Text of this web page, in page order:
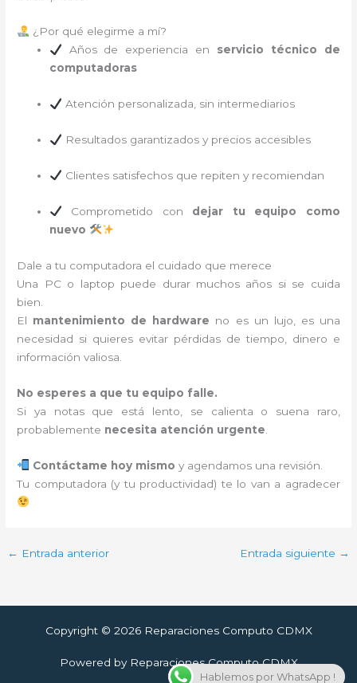
¿Por qué elegirme a mí?
Años de experiencia en servicio técnico de
computadoras
Atención personalizada, sin intermediarios
Resultados garantizados y precios accesibles
Clientes satisfechos que repiten y recomiendan
Comprometido con dejar tu equipo como
nuevo
Dale a tu computadora el cuidado que merece
Una PC o laptop puede durar muchos años si se cuida
bien.
El mantenimiento de hardware no es un lujo, es una
necesidad si quieres evitar pérdidas de tiempo, dinero e
información valiosa.
No esperes a que tu equipo falle.
Si ya notas que está lento, se calienta o suena raro,
probablemente necesita atención urgente
Contáctame hoy mismo y agendamos una revisión.
Tu computadora (y tu productividad) te lo van a agradecer
← Entrada anterior Entrada siguiente →
Copyright © 2026 Reparaciones Computo CDMX
Powered by Reparaciones Computo CDMX
Hablemos por WhatsApp !